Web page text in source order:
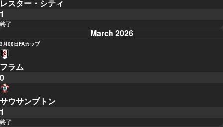
レスター・シティ
1
終了
March 2026
3月08日FAカップ
フラム
0
サウサンプトン
1
終了